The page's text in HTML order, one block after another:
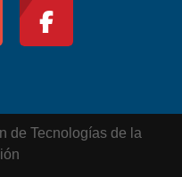
de Tecnologías de la